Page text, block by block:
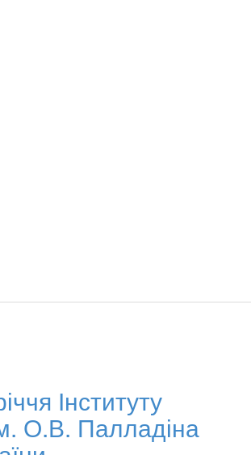
Інституту
О.В. Палладіна